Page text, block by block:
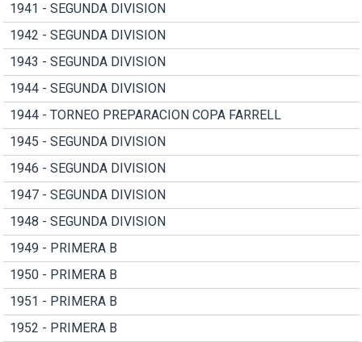
1941 - SEGUNDA DIVISION
1942 - SEGUNDA DIVISION
1943 - SEGUNDA DIVISION
1944 - SEGUNDA DIVISION
1944 - TORNEO PREPARACION COPA FARRELL
1945 - SEGUNDA DIVISION
1946 - SEGUNDA DIVISION
1947 - SEGUNDA DIVISION
1948 - SEGUNDA DIVISION
1949 - PRIMERA B
1950 - PRIMERA B
1951 - PRIMERA B
1952 - PRIMERA B